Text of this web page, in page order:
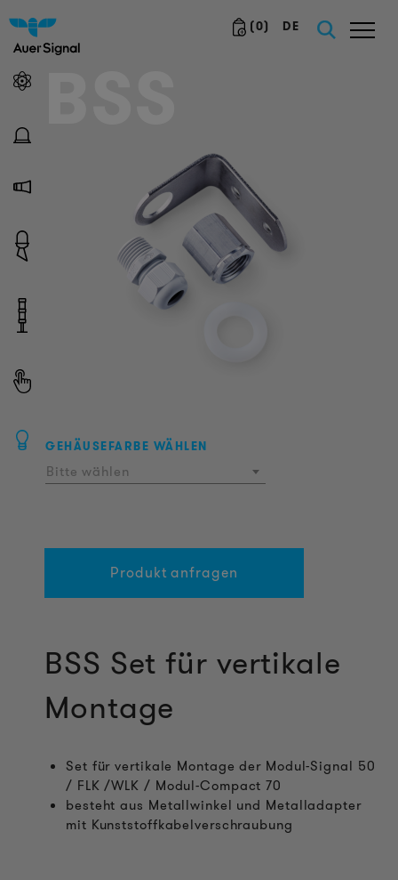
(0) DE
GEHÄUSEFARBE WÄHLEN
Bitte wählen
Produkt anfragen
BSS Set für vertikale
Montage
Set für vertikale Montage der Modul-Signal 50
/ FLK /WLK / Modul-Compact 70
besteht aus Metallwinkel und Metalladapter
mit Kunststoffkabelverschraubung